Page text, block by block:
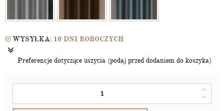
WYSYŁKA: 10 DNI ROBOCZYCH
Preferencje dotyczące uszycia (podaj przed dodaniem do koszyka)